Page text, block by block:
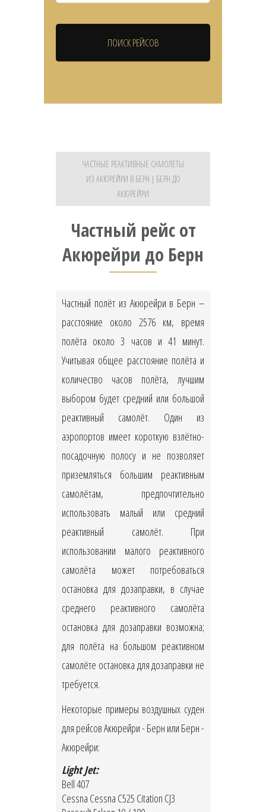
ЧАСТНЫЕ РЕАКТИВНЫЕ САМОЛЁТЫ
ИЗ АКЮРЕЙРИ В БЕРН | БЕРН ДО
АКЮРЕЙРИ
Частный рейс от
Акюрейри до Берн
Частный полёт из Акюрейри в Берн –
расстояние около 2576 км, время
полёта около 3 часов и 41 минут.
Учитывая общее расстояние полёта и
количество часов полёта, лучшим
выбором будет средний или большой
реактивный самолёт. Один из
аэропортов имеет короткую взлётно-
посадочную полосу и не позволяет
приземляться большим реактивным
самолётам, предпочтительно
использовать малый или средний
реактивный самолёт. При
использовании малого реактивного
самолёта может потребоваться
остановка для дозаправки, в случае
среднего реактивного самолёта
остановка для дозаправки возможна;
для полёта на большом реактивном
самолёте остановка для дозаправки не
требуется.
Некоторые примеры воздушных суден
для рейсов Акюрейри - Берн или Берн -
Акюрейри:
Light Jet:
Bell 407
Cessna Cessna C525 Citation CJ3